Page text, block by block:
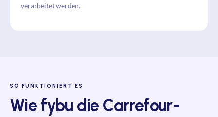
verarbeitet werden.
SO FUNKTIONIERT ES
Wie fybu die Carrefour-